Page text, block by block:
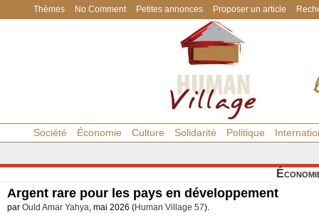
Thèmes No Comment Petites annonces Proposer un article
Société Économie Culture Solidarité Politique
Argent rare pour les pays en développement
par Ould Amar Yahya, mai 2026 (Human Village 57).